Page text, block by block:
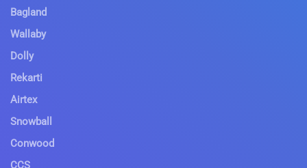
Bagland
Wallaby
Dolly
Rekarti
Airtex
Snowball
Conwood
CCS